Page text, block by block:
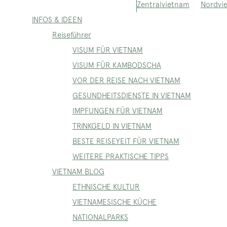
Zentralvietnam
INFOS & IDEEN
Reiseführer
VISUM FÜR VIETNAM
VISUM FÜR KAMBODSCHA
VOR DER REISE NACH VIETNAM
GESUNDHEITSDIENSTE IN VIETNAM
IMPFUNGEN FÜR VIETNAM
TRINKGELD IN VIETNAM
BESTE REISEYEIT FÜR VIETNAM
WEITERE PRAKTISCHE TIPPS
VIETNAM BLOG
ETHNISCHE KULTUR
VIETNAMESISCHE KÜCHE
NATIONALPARKS